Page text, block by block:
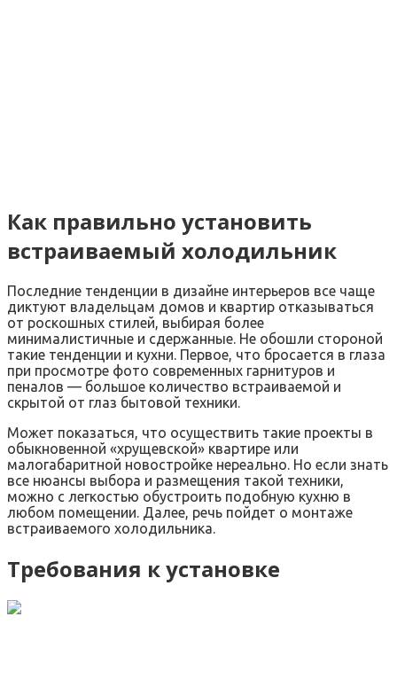
Как правильно установить
встраиваемый холодильник
Последние тенденции в дизайне интерьеров все чаще
диктуют владельцам домов и квартир отказываться
от роскошных стилей, выбирая более
минималистичные и сдержанные. Не обошли стороной
такие тенденции и кухни. Первое, что бросается в глаза
при просмотре фото современных гарнитуров и
пеналов — большое количество встраиваемой и
скрытой от глаз бытовой техники.
Может показаться, что осуществить такие проекты в
обыкновенной «хрущевской» квартире или
малогабаритной новостройке нереально. Но если знать
все нюансы выбора и размещения такой техники,
можно с легкостью обустроить подобную кухню в
любом помещении. Далее, речь пойдет о монтаже
встраиваемого холодильника.
Требования к установке